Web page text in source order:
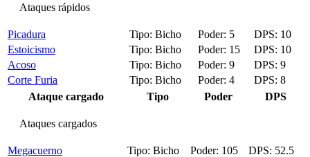
Ataques rápidos
Picadura Bicho 5
10
Estoicismo
Bicho 15
10
Acoso
Bicho 9
9
Corte Furia
Bicho 4
8
Ataque cargado
Tipo Poder DPS
Ataques cargados
Megacuerno Bicho 105
52.5